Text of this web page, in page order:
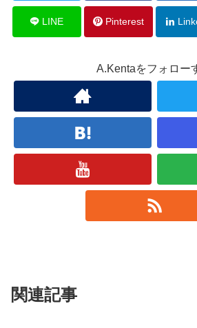
LINE Pinterest
A.Kentaをフォロー
関連記事